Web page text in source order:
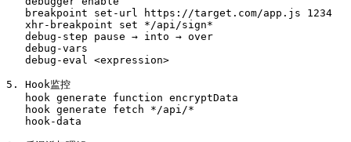
   breakpoint set-url https://target.com/app.js 1234
   xhr-breakpoint set */api/sign*
   debug-step pause → into → over
   debug-vars
   debug-eval <expression>
5. Hook监控
   hook generate function encryptData
   hook generate fetch */api/*
   hook-data